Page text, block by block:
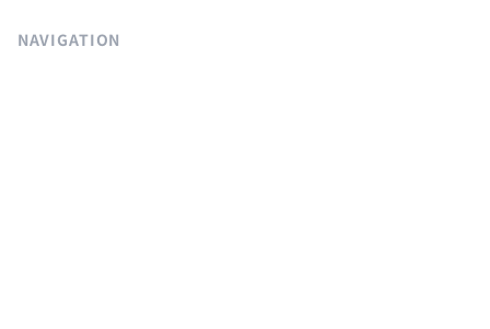
NAVIGATION